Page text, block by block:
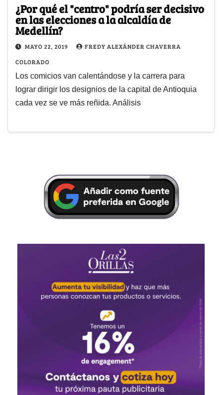
¿Por qué el "centro" podría ser decisivo
en las elecciones a la alcaldía de
Medellín?
MAYO 22, 2019
FREDY ALEXÁNDER CHAVERRA
COLORADO
Los comicios van calentándose y la carrera para
lograr dirigir los designios de la capital de Antioquia
cada vez se ve más reñida. Análisis